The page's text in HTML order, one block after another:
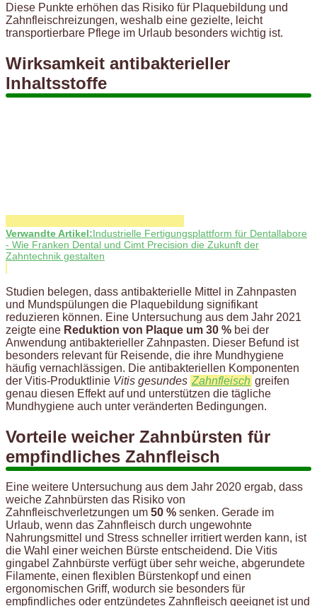
Diese Punkte erhöhen das Risiko für Plaquebildung und
Zahnfleischreizungen, weshalb eine gezielte, leicht
transportierbare Pflege im Urlaub besonders wichtig ist.
Wirksamkeit antibakterieller
Inhaltsstoffe
Verwandte Artikel:Industrielle Fertigungsplattform für Dentallabore
- Wie Franken Dental und Cimt Precision die Zukunft der
Zahntechnik gestalten
Studien belegen, dass antibakterielle Mittel in Zahnpasten
und Mundspülungen die Plaquebildung signifikant
reduzieren können. Eine Untersuchung aus dem Jahr 2021
zeigte eine Reduktion von Plaque um 30 % bei der
Anwendung antibakterieller Zahnpasten. Dieser Befund ist
besonders relevant für Reisende, die ihre Mundhygiene
häufig vernachlässigen. Die antibakteriellen Komponenten
der Vitis-Produktlinie Vitis gesundes Zahnfleisch greifen
genau diesen Effekt auf und unterstützen die tägliche
Mundhygiene auch unter veränderten Bedingungen.
Vorteile weicher Zahnbürsten für
empfindliches Zahnfleisch
Eine weitere Untersuchung aus dem Jahr 2020 ergab, dass
weiche Zahnbürsten das Risiko von
Zahnfleischverletzungen um 50 % senken. Gerade im
Urlaub, wenn das Zahnfleisch durch ungewohnte
Nahrungsmittel und Stress schneller irritiert werden kann, ist
die Wahl einer weichen Bürste entscheidend. Die Vitis
gingabel Zahnbürste verfügt über sehr weiche, abgerundete
Filamente, einen flexiblen Bürstenkopf und einen
ergonomischen Griff, wodurch sie besonders für
empfindliches oder entzündetes Zahnfleisch geeignet ist und